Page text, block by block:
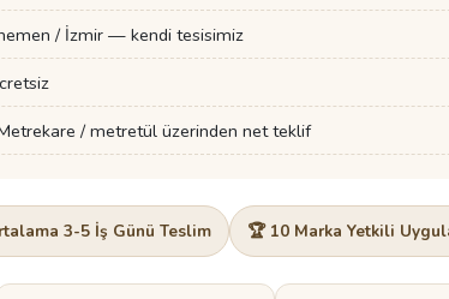
/ İzmir — kendi tesisimiz
/ metretül üzerinden net teklif
3-5 İş Günü Teslim 🏆 10 Marka Yetkili